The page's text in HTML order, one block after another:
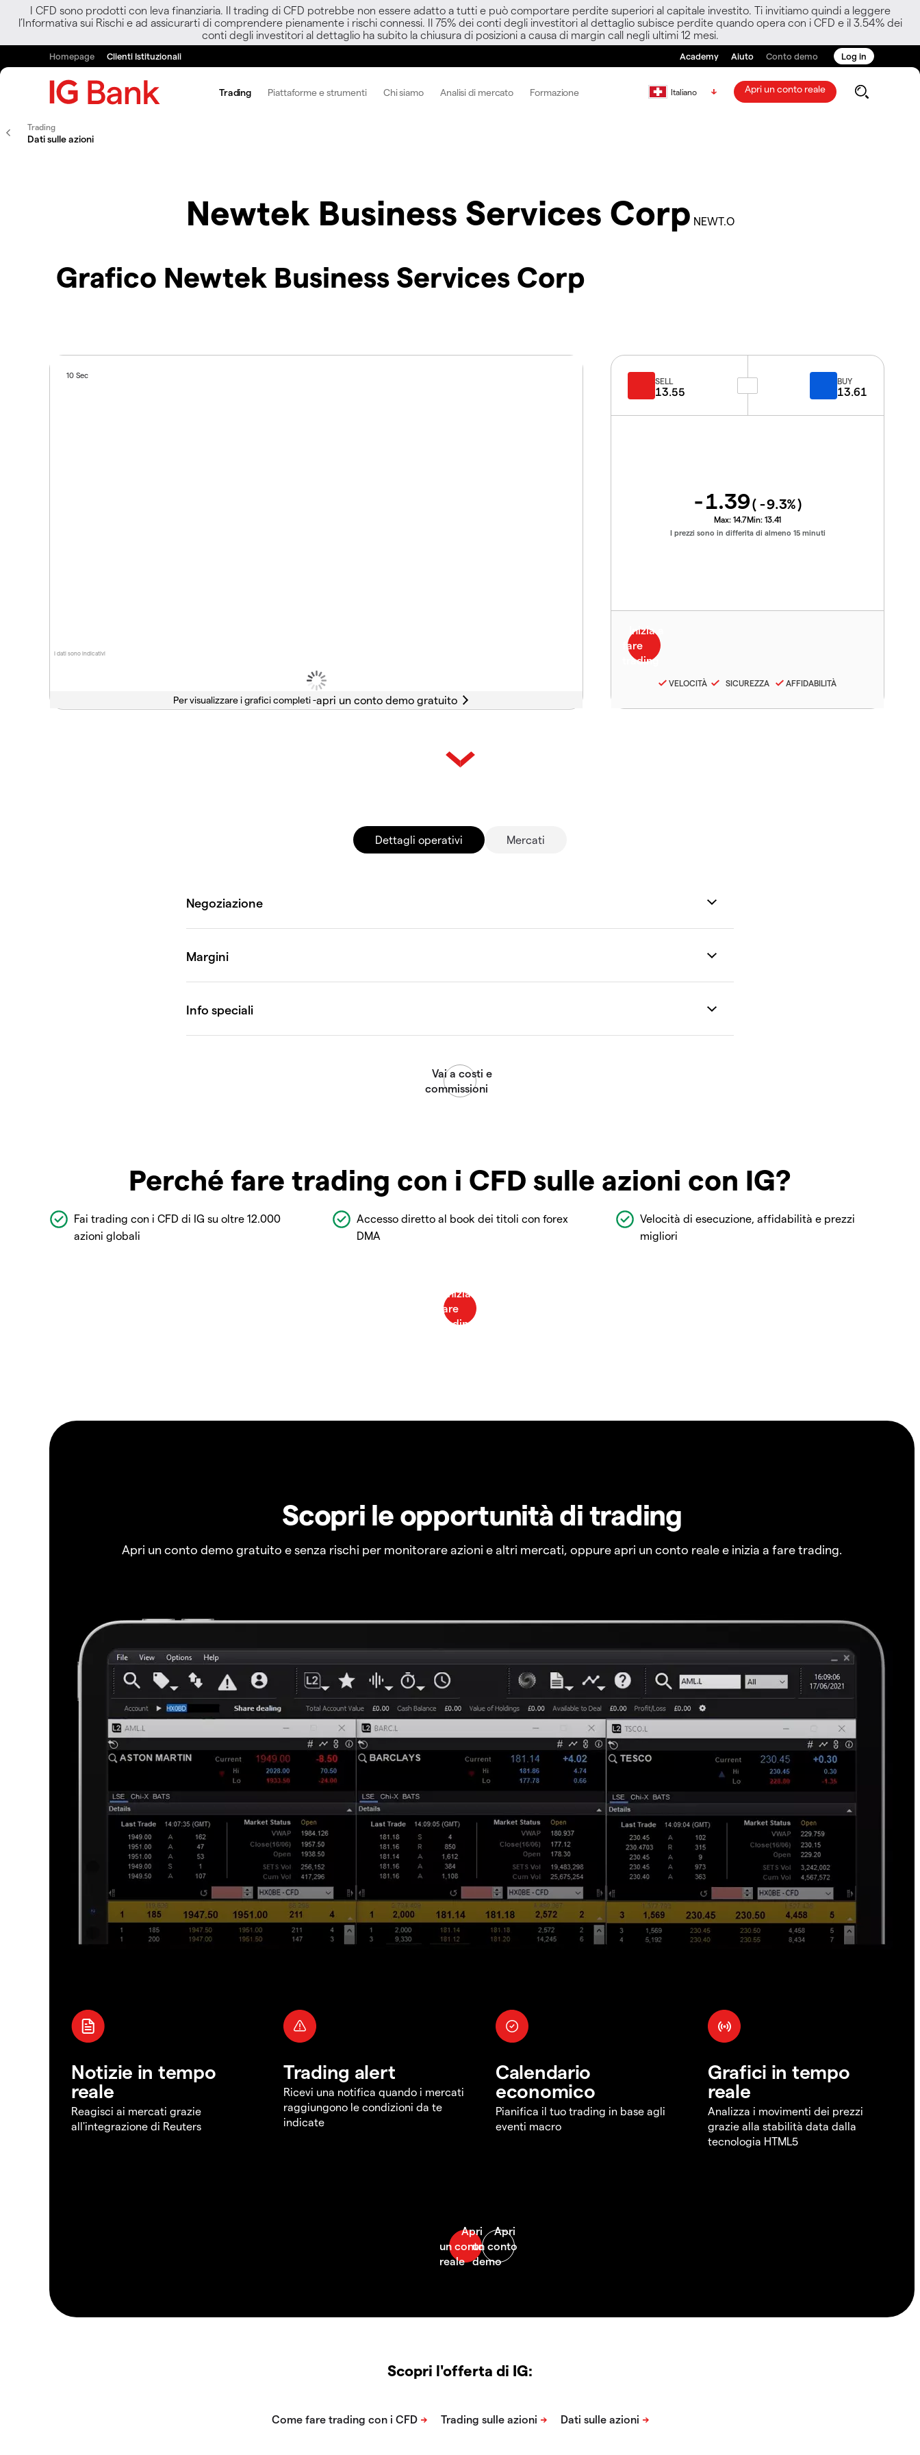
I CFD sono prodotti con leva finanziaria. Il trading di CFD potrebbe non essere adatto a tutti e può comportare perdite superiori al capitale investito. Ti invitiamo quindi a leggere
l’Informativa sui Rischi e ad assicurarti di comprendere pienamente i rischi connessi. Il 75% dei conti degli investitori al dettaglio subisce perdite quando opera con i CFD e il 3.54% dei
conti degli investitori al dettaglio ha subito la chiusura di posizioni a causa di margin call negli ultimi 12 mesi.
Homepage Clienti Istituzionali Academy Aiuto Conto demo Log in
Trading Piattaforme e strumenti Chi siamo Analisi di mercato Formazione Italiano Apri un conto reale
Trading
Dati sulle azioni
Newtek Business Services Corp NEWT.O
Grafico Newtek Business Services Corp
I dati sono indicativi
10 Sec
Per visualizzare i grafici completi -
SELL
13.55
BUY
13.61
-1.39( -9.3%)
Max: 14.7Min: 13.41
I prezzi sono in differita di almeno 15 minuti
VELOCITÀ SICUREZZA AFFIDABILITÀ
Dettagli operativi Mercati
Perché fare trading con i CFD sulle azioni con IG?
Fai trading con i CFD di IG su oltre 12.000
azioni globali
Accesso diretto al book dei titoli con forex
DMA
Velocità di esecuzione, affidabilità e prezzi
migliori
Scopri le opportunità di trading
Apri un conto demo gratuito e senza rischi per monitorare azioni e altri mercati, oppure apri un conto reale e inizia a fare trading.
Notizie in tempo
reale
Reagisci ai mercati grazie
all'integrazione di Reuters
Trading alert
Ricevi una notifica quando i mercati
raggiungono le condizioni da te
indicate
Calendario
economico
Pianifica il tuo trading in base agli
eventi macro
Grafici in tempo
reale
Analizza i movimenti dei prezzi
grazie alla stabilità data dalla
tecnologia HTML5
Scopri l'offerta di IG: